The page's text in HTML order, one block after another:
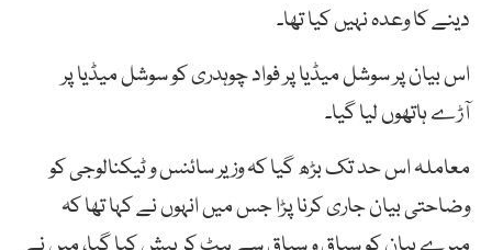
دینے کا وعدہ نہیں کیا تھا۔
اس بیان پر سوشل میڈیا پر فواد چوہدری کو سوشل میڈیا پر
آڑے ہاتھوں لیا گیا۔
معاملہ اس حد تک بڑھ گیا کہ وزیر سائنس و ٹیکنالوجی کو
وضاحتی بیان جاری کرنا پڑا جس میں انہوں نے کہا تھا کہ